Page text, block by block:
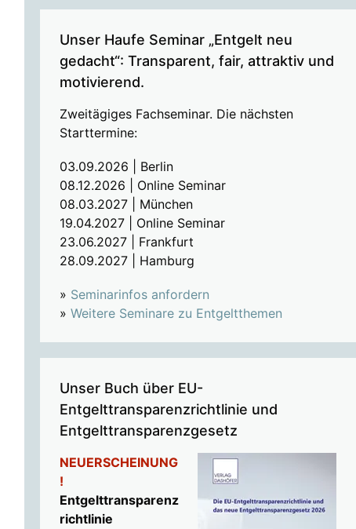
Unser Haufe Seminar „Entgelt neu
gedacht“: Transparent, fair, attraktiv und
motivierend.
Zweitägiges Fachseminar. Die nächsten
Starttermine:
03.09.2026 | Berlin
08.12.2026 | Online Seminar
08.03.2027 | München
19.04.2027 | Online Seminar
23.06.2027 | Frankfurt
28.09.2027 | Hamburg
» Seminarinfos anfordern
» Weitere Seminare zu Entgeltthemen
Unser Buch über EU-
Entgelttransparenzrichtlinie und
Entgelttransparenzgesetz
NEUERSCHEINUNG
!
Entgelttransparenz
richtlinie